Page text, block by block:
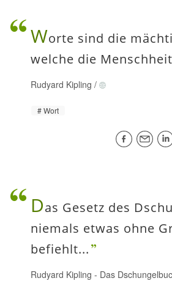
Worte sind die
welche die
Rudyard Kipling /
Wort
Das Gesetz des
niemals etwas ohne
befiehlt...
Rudyard Kipling - Das